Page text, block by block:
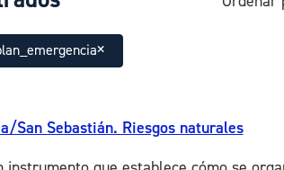
San Sebastián. Riesgos naturales